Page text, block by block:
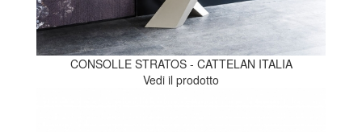
CONSOLLE STRATOS - CATTELAN ITALIA
Vedi il prodotto